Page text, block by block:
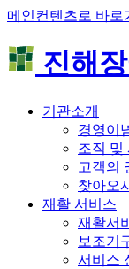
메인컨텐츠로 바로
진해
기관소개
경영이
조직 및
고객의
찾아오
재활 서비스
재활서
보조기
서비스